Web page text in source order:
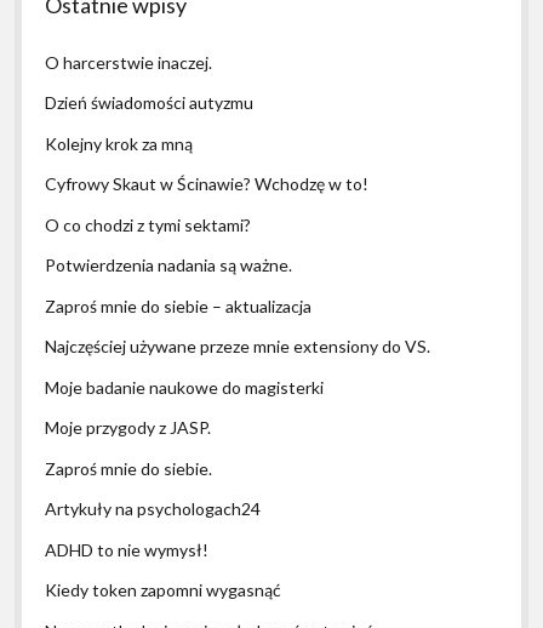
O harcerstwie inaczej.
Dzień świadomości autyzmu
Kolejny krok za mną
Cyfrowy Skaut w Ścinawie? Wchodzę w to!
O co chodzi z tymi sektami?
Potwierdzenia nadania są ważne.
Zaproś mnie do siebie – aktualizacja
Najczęściej używane przeze mnie extensiony do VS.
Moje badanie naukowe do magisterki
Moje przygody z JASP.
Zaproś mnie do siebie.
Artykuły na psychologach24
ADHD to nie wymysł!
Kiedy token zapomni wygasnąć